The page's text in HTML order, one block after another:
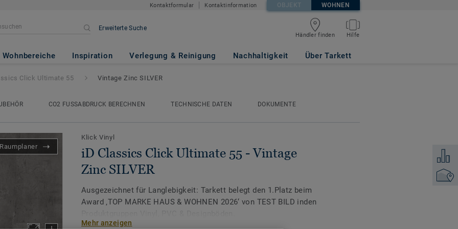
Kontaktformular Kontaktinformation OBJEKT WOHNEN
Erweiterte Suche
Händler finden Hilfe
Wohnbereiche Inspiration Verlegung & Reinigung Nachhaltigkeit Über Tarkett
55 - Vintage Zinc SILVER
Zum
Click Ultimate 55 Vintage Zinc SILVER
CO2 FUSSABDRUCK BERECHNEN TECHNISCHE DATEN
DOKUMENTE
Raumplaner
Klick Vinyl
iD Classics Click Ultimate 55 - Vintage
Zinc SILVER
Ausgezeichnet für Langlebigkeit: Tarkett belegt den 1.Platz beim
Award ‚TOP MARKE HAUS & WOHNEN 2026‘ von TEST BILD inden
Mehr anzeigen